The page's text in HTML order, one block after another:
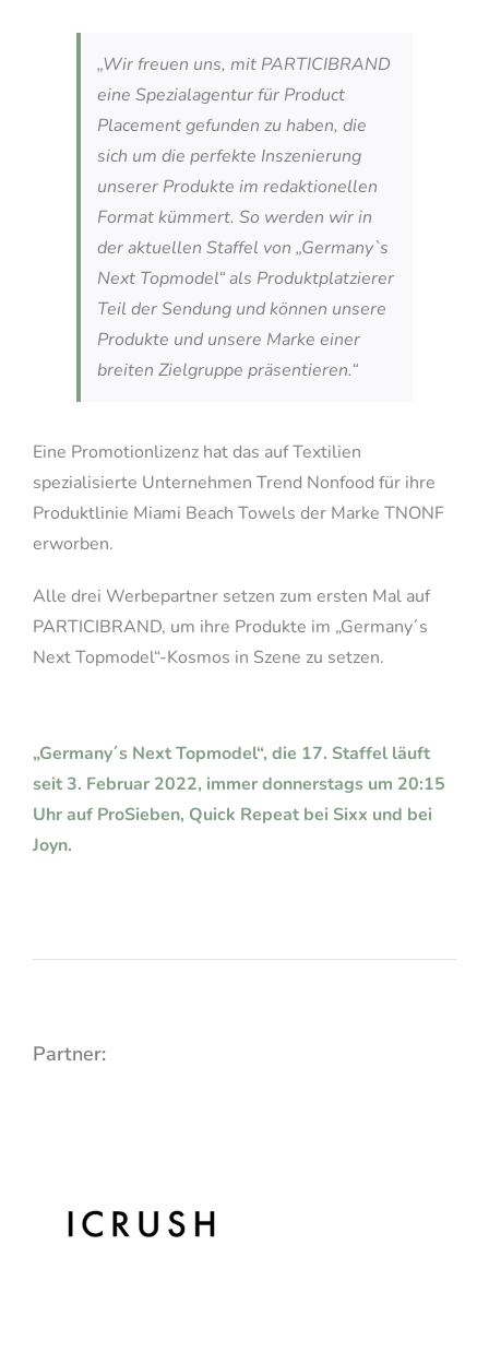
„Wir freuen uns, mit PARTICIBRAND
eine Spezialagentur für Product
Placement gefunden zu haben, die
sich um die perfekte Inszenierung
unserer Produkte im redaktionellen
Format kümmert. So werden wir in
der aktuellen Staffel von „Germany`s
Next Topmodel“ als Produktplatzierer
Teil der Sendung und können unsere
Produkte und unsere Marke einer
breiten Zielgruppe präsentieren.“
Eine Promotionlizenz hat das auf Textilien
spezialisierte Unternehmen Trend Nonfood für ihre
Produktlinie Miami Beach Towels der Marke TNONF
erworben.
Alle drei Werbepartner setzen zum ersten Mal auf
PARTICIBRAND, um ihre Produkte im „Germany´s
Next Topmodel“-Kosmos in Szene zu setzen.
„Germany´s Next Topmodel“, die 17. Staffel läuft
seit 3. Februar 2022, immer donnerstags um 20:15
Uhr auf ProSieben, Quick Repeat bei Sixx und bei
Joyn.
Partner: